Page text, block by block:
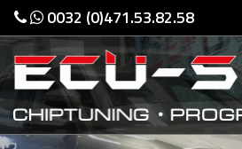
0032 (0)471.53.82.58